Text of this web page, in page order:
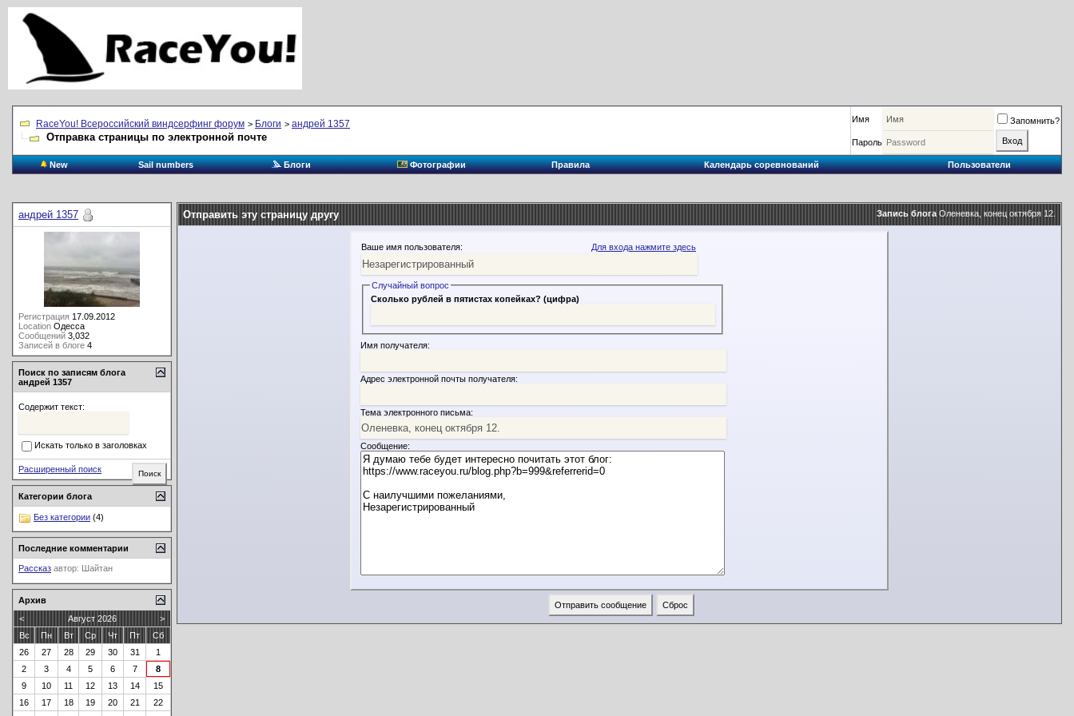
RaceYou! Всероссийский виндсерфинг форум > Блоги > андрей 1357
Отправка страницы по электронной почте
Имя Запомнить?
Пароль
New Sail numbers Блоги Фотографии Правила Календарь соревнований Пользователи
Запись блога Оленевка, конец октября 12.
Отправить эту страницу другу
Ваше имя пользователя: Для входа нажмите здесь
Случайный вопрос
Сколько рублей в пятистах копейках? (цифра)
Имя получателя:
Адрес электронной почты получателя:
Тема электронного письма:
Сообщение:
андрей 1357
Регистрация 17.09.2012
Location Одесса
Сообщений 3,032
Записей в блоге 4
Поиск по записям блога
андрей 1357
Содержит текст:
Искать только в заголовках
Расширенный поиск
Категории блога
Без категории (4)
Последние комментарии
Рассказ автор: Шайтан
Архив
<
>
Август 2026
Вс
Пн Вт Ср Чт Пт
Сб
26
27 28 29 30 31
1
2
3 4 5 6 7
8
9
10 11 12 13 14
15
16
17 18 19 20 21
22